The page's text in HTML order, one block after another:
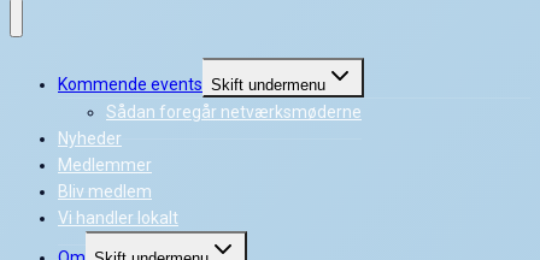
Kommende events Skift undermenu
Sådan foregår netværksmøderne
Nyheder
Medlemmer
Bliv medlem
Vi handler lokalt